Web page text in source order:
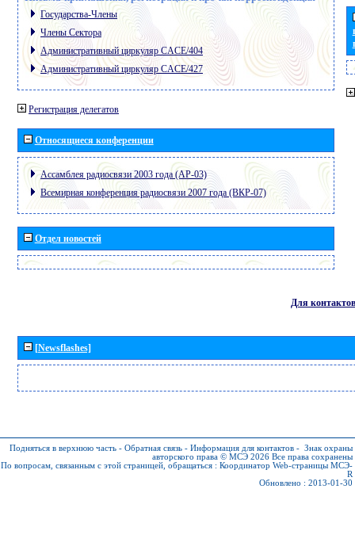
Государства-Члены
Члены Сектора
Административный циркуляр CACE/404
Административный циркуляр CACE/427
Регистрация делегатов
Относящиеся конференции
Ассамблея радиосвязи 2003 года (АР-03)
Всемирная конференция радиосвязи 2007 года (ВКР-07)
Отдел новостей
Для контактов
[Newsflashes]
Подняться в верхнюю часть - Обратная связь - Информация для контактов - Знак охраны
авторского права © МСЭ 2026 Все права сохранены
По вопросам, связанным с этой страницей, обращаться : Координатор Web-страницы МСЭ-
R
Обновлено : 2013-01-30